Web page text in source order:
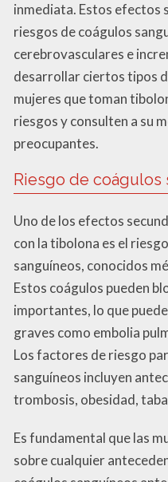
inmediata. Estos efectos
riesgos de coágulos
cerebrovasculares e
desarrollar ciertos tipos
mujeres que toman
riesgos y consulten a su
preocupantes.
Riesgo de coágulos
Uno de los efectos
con la tibolona es el
sanguíneos, conocidos
Estos coágulos pueden
importantes, lo que
graves como embolia
Los factores de riesgo
sanguíneos incluyen
trombosis, obesidad,
Es fundamental que las
sobre cualquier